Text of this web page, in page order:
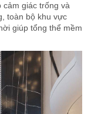
cảm giác trống và
toàn bộ khu vực
giúp tổng thể mềm